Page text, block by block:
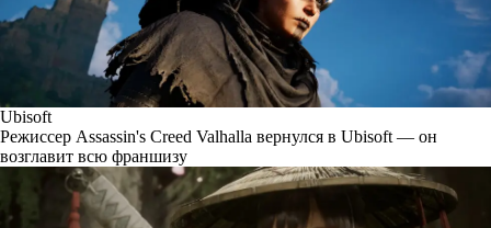
Ubisoft
Режиссер Assassin's Creed Valhalla вернулся в Ubisoft — он
возглавит всю франшизу